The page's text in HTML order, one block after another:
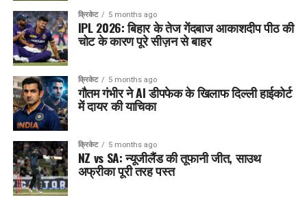
क्रिकेट 5 months ago
IPL 2026: बिहार के तेज गेंदबाज आकाशदीप पीठ की
चोट के कारण पूरे सीज़न से बाहर
क्रिकेट 5 months ago
गौतम गंभीर ने AI डीपफेक के खिलाफ दिल्ली हाईकोर्ट
में दायर की याचिका
क्रिकेट 5 months ago
NZ vs SA: न्यूजीलैंड की तूफानी जीत, साउथ
अफ्रीका पूरी तरह पस्त